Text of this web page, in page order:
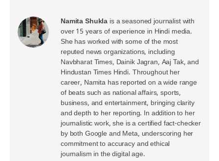
Namita Shukla is a seasoned journalist with
over 15 years of experience in Hindi media.
She has worked with some of the most
reputed news organizations, including
Navbharat Times, Dainik Jagran, Aaj Tak, and
Hindustan Times Hindi. Throughout her
career, Namita has reported on a wide range
of beats such as national affairs, sports,
business, and entertainment, bringing clarity
and depth to her reporting. In addition to her
journalistic work, she is a certified fact-checker
by both Google and Meta, underscoring her
commitment to accuracy and ethical
journalism in the digital age.